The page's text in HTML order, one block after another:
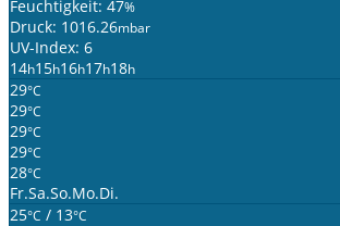
Feuchtigkeit: 47%
Druck: 1016.26mbar
UV-Index: 6
14h15h16h17h18h
29°C
29°C
29°C
29°C
28°C
Fr.Sa.So.Mo.Di.
25°C / 13°C